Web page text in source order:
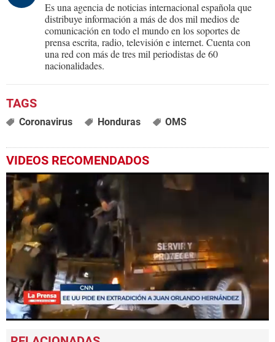
Es una agencia de noticias internacional española que
distribuye información a más de dos mil medios de
comunicación en todo el mundo en los soportes de
prensa escrita, radio, televisión e internet. Cuenta con
una red con más de tres mil periodistas de 60
nacionalidades.
Coronavirus Honduras OMS
VIDEOS RECOMENDADOS
seconds